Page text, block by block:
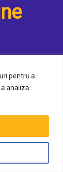
pentru a
analiza